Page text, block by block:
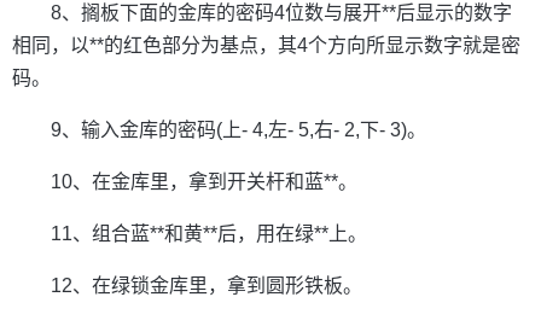
8、搁板下面的金库的密码4位数与展开**后显示的数字
相同，以**的红色部分为基点，其4个方向所显示数字就是密
码。
9、输入金库的密码(上- 4,左- 5,右- 2,下- 3)。
10、在金库里，拿到开关杆和蓝**。
11、组合蓝**和黄**后，用在绿**上。
12、在绿锁金库里，拿到圆形铁板。